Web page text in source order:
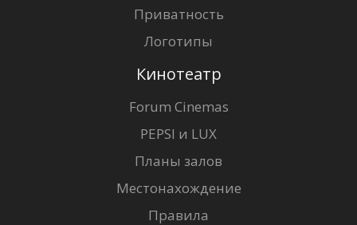
Приватность
Логотипы
Кинотеатр
Forum Cinemas
PEPSI и LUX
Планы залов
Местонахождение
Правила